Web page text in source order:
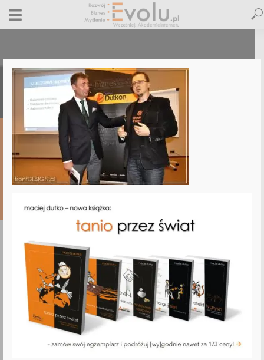
megarzeszow-2014
20 czerwca 2019 Dodaj komentarz Maciej Dutko